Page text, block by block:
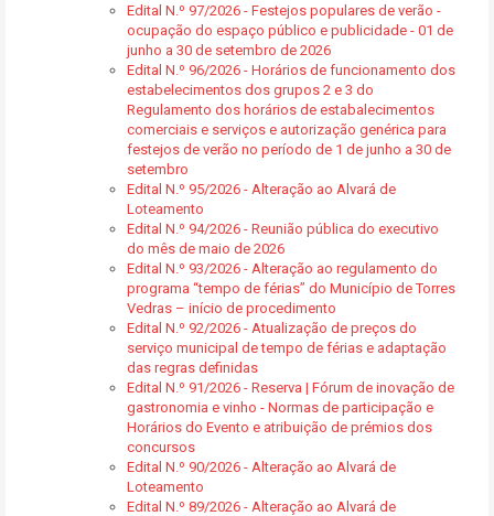
Edital N.º 97/2026 - Festejos populares de verão -
ocupação do espaço público e publicidade - 01 de
junho a 30 de setembro de 2026
Edital N.º 96/2026 - Horários de funcionamento dos
estabelecimentos dos grupos 2 e 3 do
Regulamento dos horários de estabalecimentos
comerciais e serviços e autorização genérica para
festejos de verão no período de 1 de junho a 30 de
setembro
Edital N.º 95/2026 - Alteração ao Alvará de
Loteamento
Edital N.º 94/2026 - Reunião pública do executivo
do mês de maio de 2026
Edital N.º 93/2026 - Alteração ao regulamento do
programa “tempo de férias” do Município de Torres
Vedras – início de procedimento
Edital N.º 92/2026 - Atualização de preços do
serviço municipal de tempo de férias e adaptação
das regras definidas
Edital N.º 91/2026 - Reserva | Fórum de inovação de
gastronomia e vinho - Normas de participação e
Horários do Evento e atribuição de prémios dos
concursos
Edital N.º 90/2026 - Alteração ao Alvará de
Loteamento
Edital N.º 89/2026 - Alteração ao Alvará de